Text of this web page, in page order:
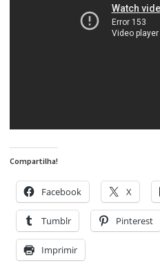
Compartilha!
Facebook X
Tumblr Pinterest
Imprimir